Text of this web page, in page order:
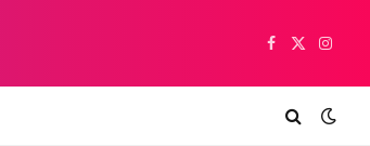
Facebook
X